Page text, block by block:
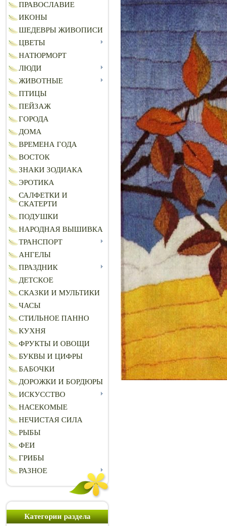
ПРАВОСЛАВИЕ
ИКОНЫ
ШЕДЕВРЫ ЖИВОПИСИ
ЦВЕТЫ
НАТЮРМОРТ
ЛЮДИ
ЖИВОТНЫЕ
ПТИЦЫ
ПЕЙЗАЖ
ГОРОДА
ДОМА
ВРЕМЕНА ГОДА
ВОСТОК
ЗНАКИ ЗОДИАКА
ЭРОТИКА
САЛФЕТКИ И
СКАТЕРТИ
ПОДУШКИ
НАРОДНАЯ ВЫШИВКА
ТРАНСПОРТ
АНГЕЛЫ
ПРАЗДНИК
ДЕТСКОЕ
СКАЗКИ И МУЛЬТИКИ
ЧАСЫ
СТИЛЬНОЕ ПАННО
КУХНЯ
ФРУКТЫ И ОВОЩИ
БУКВЫ И ЦИФРЫ
БАБОЧКИ
ДОРОЖКИ И БОРДЮРЫ
ИСКУССТВО
НАСЕКОМЫЕ
НЕЧИСТАЯ СИЛА
РЫБЫ
ФЕИ
ГРИБЫ
РАЗНОЕ
Категории раздела